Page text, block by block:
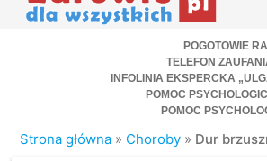
POGOTOWIE
TELEFON
INFOLINIA EKSPERCKA
POMOC
POMOC
Strona główna » Choroby » Dur